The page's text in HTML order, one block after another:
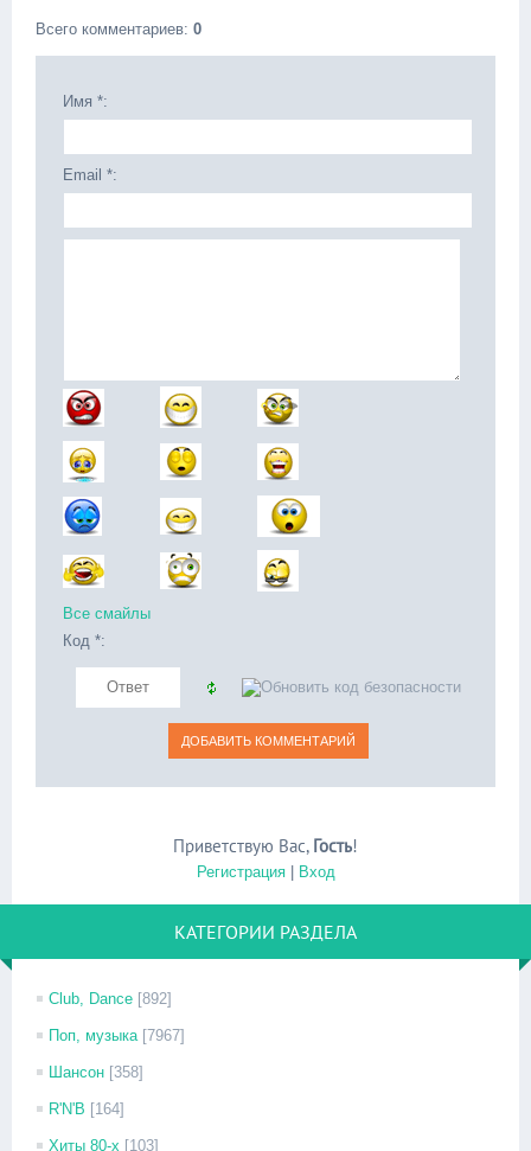
Всего комментариев: 0
Имя *:
Email *:
Все смайлы
Код *:
Приветствую Вас, Гость!
Регистрация| Вход
КАТЕГОРИИ РАЗДЕЛА
Club, Dance [892]
Поп, музыка [7967]
Шансон [358]
R'N'B [164]
Хиты 80-х [103]